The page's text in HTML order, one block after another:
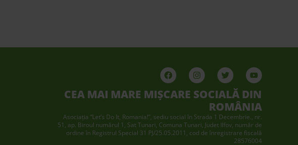
CEA MAI MARE MIȘCARE SOCIALĂ DIN
ROMÂNIA
Asociaţia “Let’s Do It, Romania!”, sediu social în Strada 1 Decembrie., nr.
51, ap. Biroul numărul 1, Sat Tunari, Comuna Tunari, Judet Ilfov, număr de
ordine în Registrul Special 31 PJ/25.05.2011, cod de înregistrare fiscală
28576004